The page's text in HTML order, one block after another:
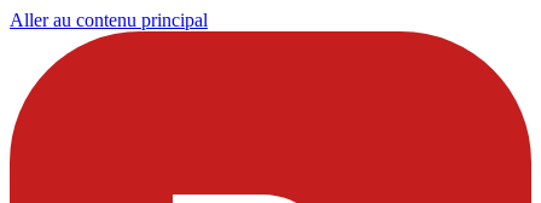
Aller au contenu principal